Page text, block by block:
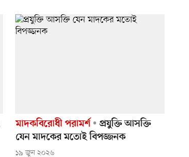
মাদকবিরোধী পরামর্শ
প্রযুক্তি আসক্তি
যেন মাদকের মতোই বিপজ্জনক
১৯ জুন ২০২৬